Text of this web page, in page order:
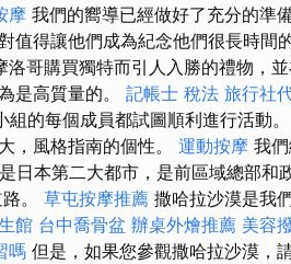
摩 我們的嚮導已經做好了充分的準
值得讓他們成為紀念他們很長時間
哥購買獨特而引人入勝的禮物，
是高質量的。 記帳士 稅法 旅行社
的每個成員都試圖順利進行活動。
，風格指南的個性。 運動按摩 我
日本第二大都市，是前區域總部和
。 草屯按摩推薦 撒哈拉沙漠是我
館 台中喬骨盆 辦桌外燴推薦 美容
嗎 但是，如果您參觀撒哈拉沙漠，